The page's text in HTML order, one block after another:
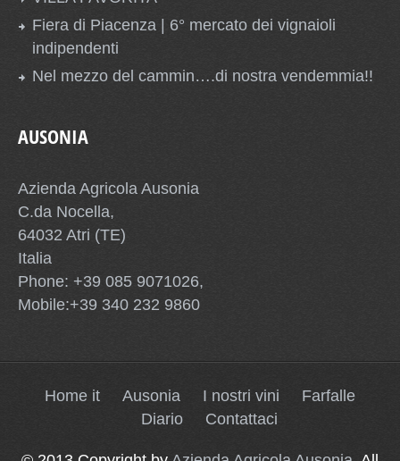
Fiera di Piacenza | 6° mercato dei vignaioli
indipendenti
Nel mezzo del cammin….di nostra vendemmia!!
AUSONIA
Azienda Agricola Ausonia
C.da Nocella,
64032 Atri (TE)
Italia
Phone: +39 085 9071026,
Mobile:+39 340 232 9860
Home it Ausonia I nostri vini
Farfalle
Diario
Contattaci